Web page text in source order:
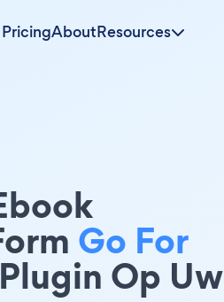
AboutResources
Go For
Plugin Op Uw